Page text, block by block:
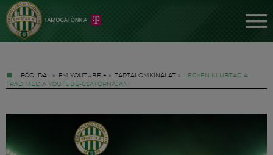
FŐOLDAL » FM YOUTUBE + » TARTALOMKÍNÁLAT »
LEGYEN KLUBTAG A
FRADIMÉDIA YOUTUBE-CSATORNÁJÁN!